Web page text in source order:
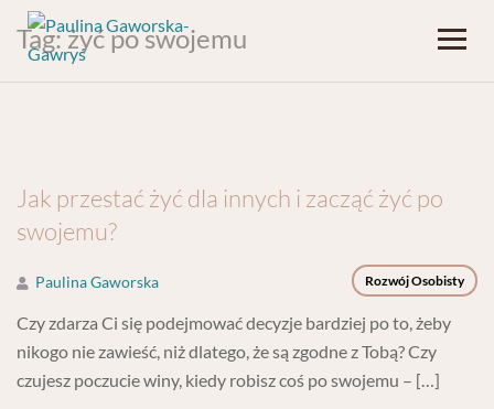
Tag:żyć po swojemu
Jak przestać żyć dla innych i zacząć żyć po
swojemu?
Rozwój Osobisty
Paulina Gaworska
Czy zdarza Ci się podejmować decyzje bardziej po to, żeby
nikogo nie zawieść, niż dlatego, że są zgodne z Tobą? Czy
czujesz poczucie winy, kiedy robisz coś po swojemu – […]